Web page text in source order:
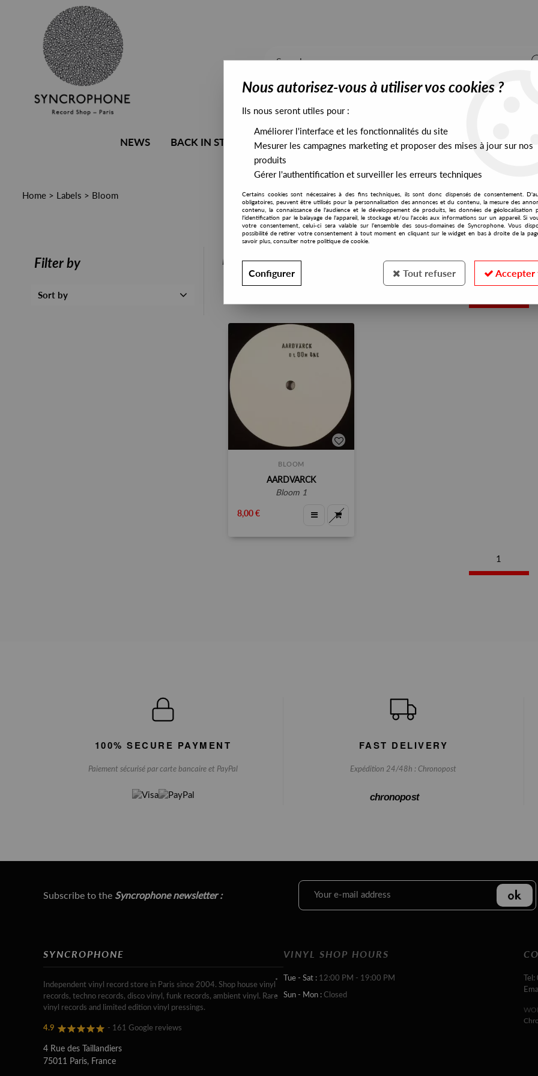
NEWS BACK IN STOCK ALL STOCK EXCLUSIVES PRESALES EXCLUSIVES
Home > Labels > Bloom
Filter by
Sort by
PRESALES EXCLUSIVES
BLOOM
AARDVARCK
bloom 1
8,00 €
1
100% SECURE PAYMENT
Paiement sécurisé par carte bancaire et PayPal
FAST DELIVERY
Expédition 24/48h : Chronopost
chronopost
Subscribe to the Syncrophone newsletter :
SYNCROPHONE
Independent vinyl record store in Paris since 2004. Shop house vinyl
records, techno records, disco vinyl, funk records, ambient vinyl. Rare
vinyl records and limited edition vinyl pressings.
4.9 - 161 Google reviews
4 Rue des Taillandiers
75011 Paris, France
VINYL SHOP HOURS
Tue - Sat : 12:00 PM - 19:00 PM
Sun - Mon : Closed
Nous autorisez-vous à utiliser vos cookies ?
Ils nous seront utiles pour :
Améliorer l'interface et les fonctionnalités du site
Mesurer les campagnes marketing et proposer des mises à jour sur nos
produits
Gérer l'authentification et surveiller les erreurs techniques
Certains cookies sont nécessaires à des fins techniques, ils sont donc dispensés de consentement.
obligatoires, peuvent être utilisés pour la personnalisation des annonces et du contenu, la mesure des
contenu, la connaissance de l'audience et le développement de produits, les données de géolocalisation
l'identification par le balayage de l'appareil, le stockage et/ou l'accès aux informations sur un appareil. Si
votre consentement, celui-ci sera valable sur l’ensemble des sous-domaines de Syncrophone. Vous
possibilité de retirer votre consentement à tout moment en cliquant sur le widget en bas à droite de la
savoir plus, consulter notre politique de cookie.
Configurer Tout refuser Accepter